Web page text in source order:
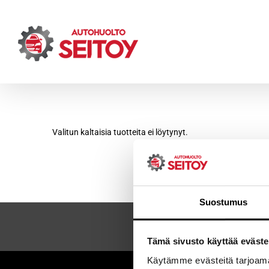
Suostumus
Tämä sivusto käyttää
Käytämme evästeitä
content
Valitun kaltaisia tuotteita ei löytynyt.